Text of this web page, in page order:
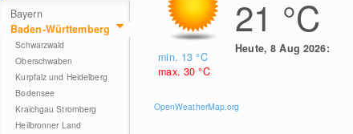
Bayern
Baden-Württemberg
Schwarzwald
Oberschwaben
Kurpfalz und Heidelberg
Bodensee
Kraichgau Stromberg
Heilbronner Land
min. 13°C
max. 30°C
21 °C
Heute, 8 Aug 2026:
OpenWeatherMap.org